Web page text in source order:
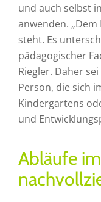
und auch selbst
anwenden.
steht. Es
pädagogischer
Riegler. Daher
Person, die sich
Kindergartens
und
Abläufe